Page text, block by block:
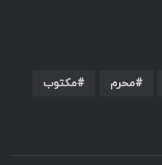
محرم مکتوب